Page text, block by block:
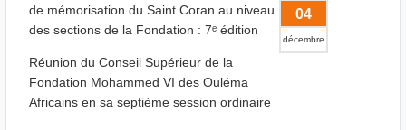
de mémorisation du Saint Coran au niveau
des sections de la Fondation : 7ᵉ édition
04
décembre
Réunion du Conseil Supérieur de la
Fondation Mohammed VI des Ouléma
Africains en sa septième session ordinaire